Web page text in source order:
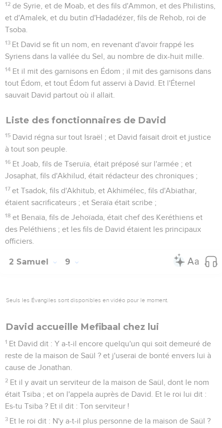
12 de Syrie, et de Moab, et des fils d'Ammon, et des Philistins,
et d'Amalek, et du butin d'Hadadézer, fils de Rehob, roi de
Tsoba.
13 Et David se fit un nom, en revenant d'avoir frappé les
Syriens dans la vallée du Sel, au nombre de dix-huit mille.
14 Et il mit des garnisons en Édom ; il mit des garnisons dans
tout Édom, et tout Édom fut asservi à David. Et l'Éternel
sauvait David partout où il allait.
Liste des fonctionnaires de David
15 David régna sur tout Israël ; et David faisait droit et justice
à tout son peuple.
16 Et Joab, fils de Tseruïa, était préposé sur l'armée ; et
Josaphat, fils d'Akhilud, était rédacteur des chroniques ;
17 et Tsadok, fils d'Akhitub, et Akhimélec, fils d'Abiathar,
étaient sacrificateurs ; et Seraïa était scribe ;
18 et Benaïa, fils de Jehoïada, était chef des Keréthiens et
des Peléthiens ; et les fils de David étaient les principaux
officiers.
2 Samuel 9
Seuls les Évangiles sont disponibles en vidéo pour le moment.
David accueille Mefibaal chez lui
1 Et David dit : Y a-t-il encore quelqu'un qui soit demeuré de
reste de la maison de Saül ? et j'userai de bonté envers lui à
cause de Jonathan.
2 Et il y avait un serviteur de la maison de Saül, dont le nom
était Tsiba ; et on l'appela auprès de David. Et le roi lui dit :
Es-tu Tsiba ? Et il dit : Ton serviteur !
3 Et le roi dit : N'y a-t-il plus personne de la maison de Saül ?